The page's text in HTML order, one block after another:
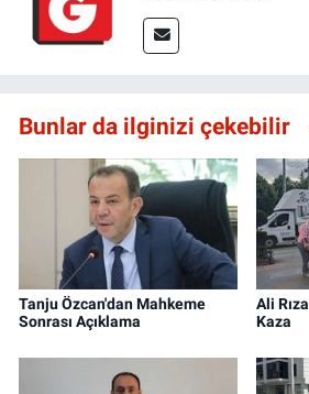
Bunlar da ilginizi çekebilir
Tanju Özcan'dan Mahkeme
Sonrası Açıklama
Ali
Kaza